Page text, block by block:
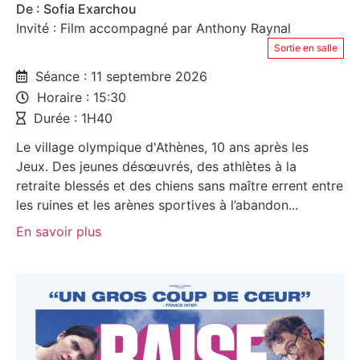
De : Sofia Exarchou
Invité : Film accompagné par Anthony Raynal
Sortie en salle
Séance : 11 septembre 2026
Horaire : 15:30
Durée : 1H40
Le village olympique d'Athènes, 10 ans après les
Jeux. Des jeunes désœuvrés, des athlètes à la
retraite blessés et des chiens sans maître errent entre
les ruines et les arènes sportives à l’abandon...
En savoir plus